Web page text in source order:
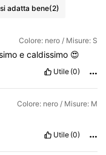
si adatta bene(2)
Colore: nero / Misure: S
ecaldissimo 😍
Utile (0)
Colore: nero / Misure: M
Utile (0)